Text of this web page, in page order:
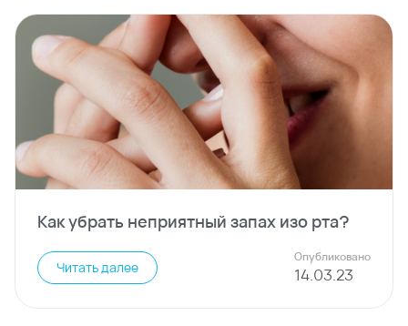
Как убрать неприятный запах изо рта?
Читать далее
Опубликовано
14.03.23